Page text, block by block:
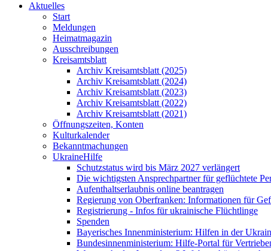
Aktuelles
Start
Meldungen
Heimatmagazin
Ausschreibungen
Kreisamtsblatt
Archiv Kreisamtsblatt (2025)
Archiv Kreisamtsblatt (2024)
Archiv Kreisamtsblatt (2023)
Archiv Kreisamtsblatt (2022)
Archiv Kreisamtsblatt (2021)
Öffnungszeiten, Konten
Kulturkalender
Bekanntmachungen
UkraineHilfe
Schutzstatus wird bis März 2027 verlängert
Die wichtigsten Ansprechpartner für geflüchtete
Aufenthaltserlaubnis online beantragen
Regierung von Oberfranken: Informationen für
Registrierung - Infos für ukrainische Flüchtlinge
Spenden
Bayerisches Innenministerium: Hilfen in der
Bundesinnenministerium: Hilfe-Portal für